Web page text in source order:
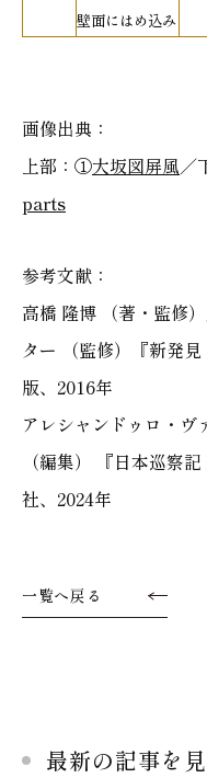
壁面にはめ込み
画像出典：
上部：①大坂図屏風／
parts
参考文献：
高橋 隆博 （著・監修
ター （監修）『新発
版、2016年
アレシャンドゥロ・ヴ
（編集） 『日本巡察
社、2024年
一覧へ戻る
最新の記事を